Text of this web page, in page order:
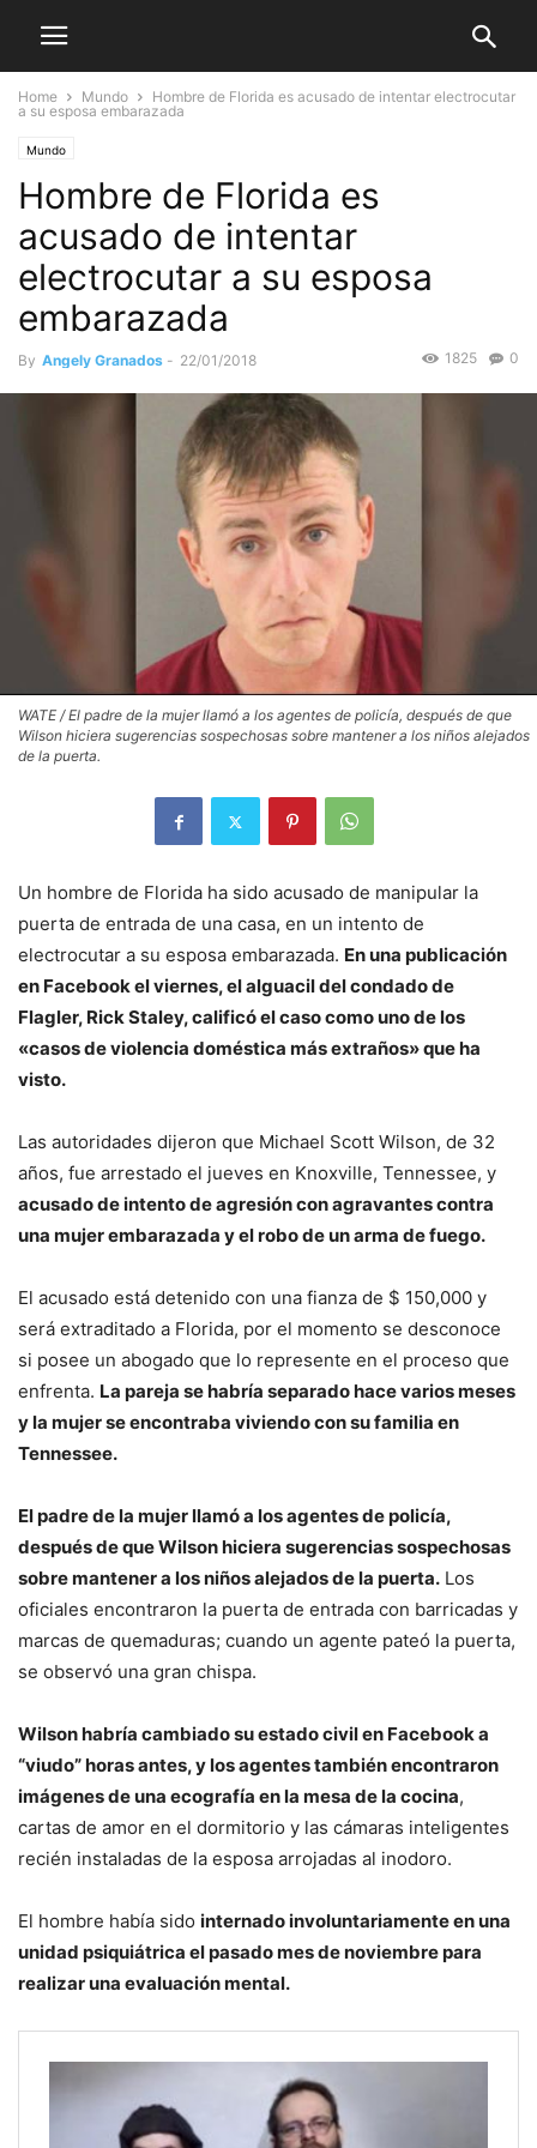
Home Mundo
Hombre de Florida es acusado de intentar electrocutar
a su esposa embarazada
Mundo
Hombre de Florida es
acusado de intentar
electrocutar a su esposa
embarazada
By Angely Granados - 22/01/2018 0
1825
WATE / El padre de la mujer llamó a los agentes de policía, después de que
Wilson hiciera sugerencias sospechosas sobre mantener a los niños alejados
de la puerta.
Un hombre de Florida ha sido acusado de manipular la
puerta de entrada de una casa, en un intento de
electrocutar a su esposa embarazada. En una publicación
en Facebook el viernes, el alguacil del condado de
Flagler, Rick Staley, calificó el caso como uno de los
«casos de violencia doméstica más extraños» que ha
visto.
Las autoridades dijeron que Michael Scott Wilson, de 32
años, fue arrestado el jueves en Knoxville, Tennessee, y
acusado de intento de agresión con agravantes contra
una mujer embarazada y el robo de un arma de fuego.
El acusado está detenido con una fianza de $ 150,000 y
será extraditado a Florida, por el momento se desconoce
si posee un abogado que lo represente en el proceso que
enfrenta. La pareja se habría separado hace varios meses
y la mujer se encontraba viviendo con su familia en
Tennessee.
El padre de la mujer llamó a los agentes de policía,
después de que Wilson hiciera sugerencias sospechosas
sobre mantener a los niños alejados de la puerta. Los
oficiales encontraron la puerta de entrada con barricadas y
marcas de quemaduras; cuando un agente pateó la puerta,
se observó una gran chispa.
Wilson habría cambiado su estado civil en Facebook a
“viudo” horas antes, y los agentes también encontraron
imágenes de una ecografía en la mesa de la cocina,
cartas de amor en el dormitorio y las cámaras inteligentes
recién instaladas de la esposa arrojadas al inodoro.
El hombre había sido internado involuntariamente en una
unidad psiquiátrica el pasado mes de noviembre para
realizar una evaluación mental.